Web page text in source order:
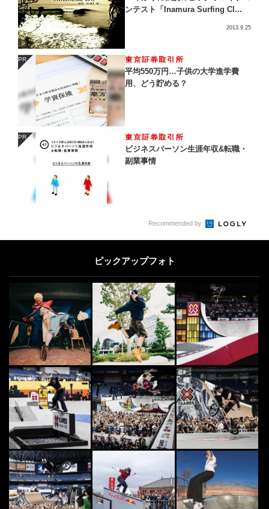
ンテスト「Inamura Surfing Cl...
2013.9.25
PR 東京証券取引所
平均550万円…子供の大学進学費
用、どう貯める？
PR 東京証券取引所
ビジネスパーソン生涯年収&転職・
副業事情
Recommended by
ピックアップフォト